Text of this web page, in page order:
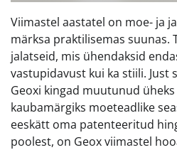
Viimastel aastatel on moe- ja
märksa praktilisemas suunas.
jalatseid, mis ühendaksid
vastupidavust kui ka stiili. Just
Geoxi kingad muutunud
kaubamärgiks moeteadlike
eeskätt oma patenteeritud
poolest, on Geox viimastel